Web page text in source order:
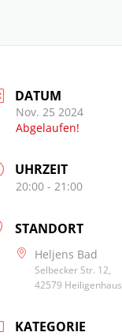
DATUM
Nov. 25 2024
Abgelaufen!
UHRZEIT
20:00 - 21:00
STANDORT
Heljens Bad
Selbecker Str. 12,
42579 Heiligenhaus
KATEGORIE